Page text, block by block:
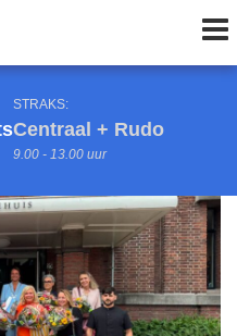
STRAKS:
Centraal + Rudo
9.00 - 13.00 uur
0 Volgend uur